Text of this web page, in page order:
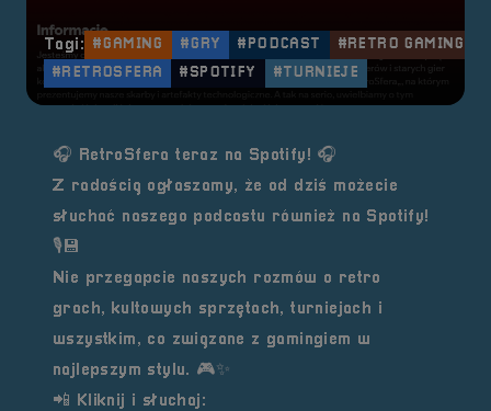
Tagi: #GAMING #GRY #PODCAST
#RETRO GAMING
#RETROSFERA
#SPOTIFY #TURNIEJE
🎧 RetroSfera teraz na Spotify! 🎧
Z radością ogłaszamy, że od dziś możecie
słuchać naszego podcastu również na Spotify!
🎙️💾
Nie przegapcie naszych rozmów o retro
grach, kultowych sprzętach, turniejach i
wszystkim, co związane z gamingiem w
najlepszym stylu. 🎮✨
📲 Kliknij i słuchaj: